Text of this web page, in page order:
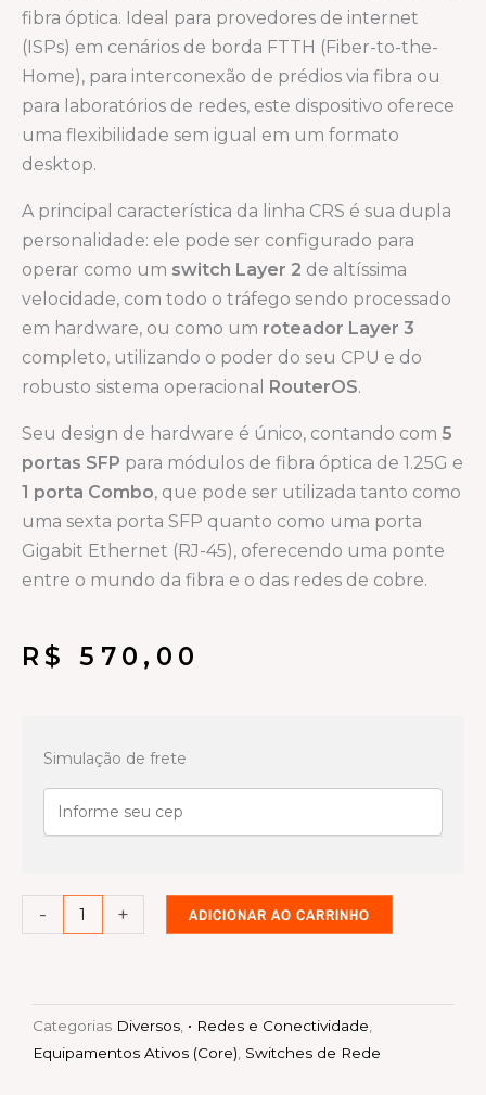
fibra óptica. Ideal para provedores de internet
(ISPs) em cenários de borda FTTH (Fiber-to-the-
Home), para interconexão de prédios via fibra ou
para laboratórios de redes, este dispositivo oferece
uma flexibilidade sem igual em um formato
desktop.
A principal característica da linha CRS é sua dupla
personalidade: ele pode ser configurado para
operar como um switch Layer 2 de altíssima
velocidade, com todo o tráfego sendo processado
em hardware, ou como um roteador Layer 3
completo, utilizando o poder do seu CPU e do
robusto sistema operacional RouterOS.
Seu design de hardware é único, contando com 5
portas SFP para módulos de fibra óptica de 1.25G e
1 porta Combo, que pode ser utilizada tanto como
uma sexta porta SFP quanto como uma porta
Gigabit Ethernet (RJ-45), oferecendo uma ponte
entre o mundo da fibra e o das redes de cobre.
R$ 570,00
Simulação de frete
-
Fibra/Ethernet)
+ ADICIONAR AO CARRINHO
Categorias Diversos • Redes e Conectividade
Equipamentos Ativos (Core) Switches de Rede